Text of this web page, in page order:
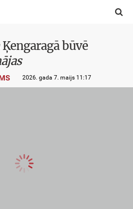

Ķengaragā būvē
2026. gada 7. maijs 11:17